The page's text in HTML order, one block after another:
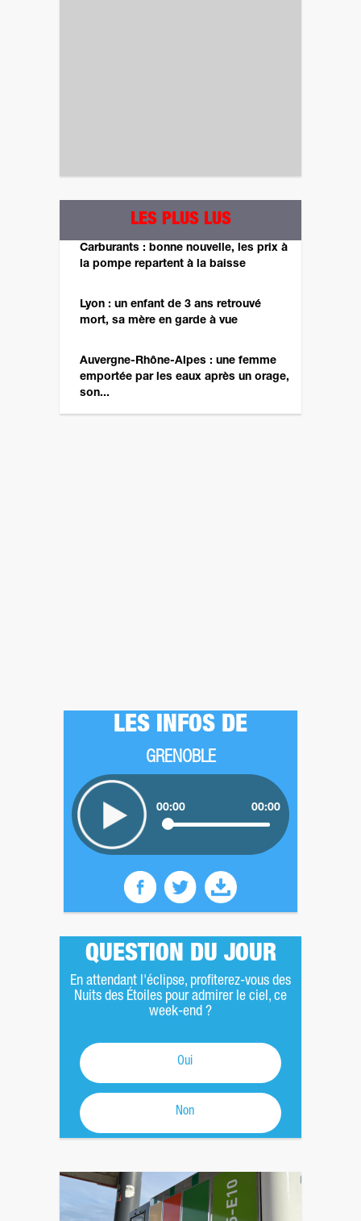
LES PLUS LUS
Carburants : bonne nouvelle, les prix à
la pompe repartent à la baisse
Lyon : un enfant de 3 ans retrouvé
mort, sa mère en garde à vue
Auvergne-Rhône-Alpes : une femme
emportée par les eaux après un orage,
son...
LES INFOS DE
GRENOBLE
00:00 00:00
QUESTION DU JOUR
En attendant l'éclipse, profiterez-vous des
Nuits des Étoiles pour admirer le ciel, ce
week-end ?
Oui
Non